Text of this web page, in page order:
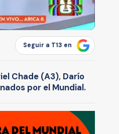
Seguir a T13 en
Chade (A3), Darío
por el Mundial.